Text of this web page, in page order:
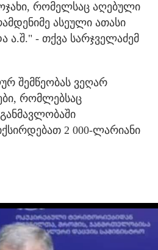
რომელსაც აღებული
ასეული ათასი
- თქვა სარჯველაძემ
შემწეობას ვეღარ
რომლებსაც
2 000-ლარიანი